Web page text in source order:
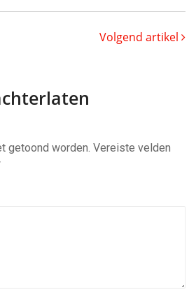
Volgend artikel
getoond worden. Vereiste velden